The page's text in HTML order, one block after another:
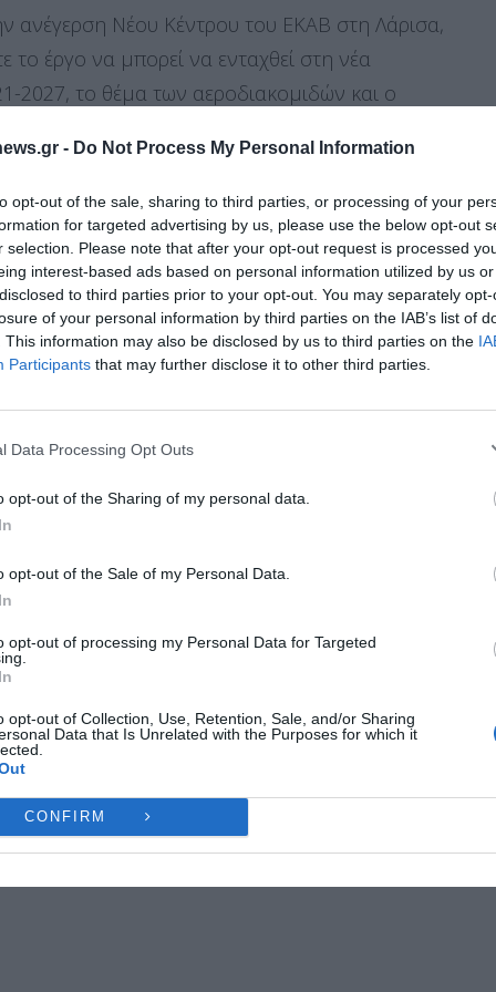
- Do Not Process My Personal Information
opt-out of the sale, sharing to third parties, or processing of your
for targeted advertising by us, please use the below opt-out
selection. Please note that after your opt-out request is processed
interest-based ads based on personal information utilized by us
to third parties prior to your opt-out. You may separately
of your personal information by third parties on the IAB’s list of
This information may also be disclosed by us to third parties on the
Participants that may further disclose it to other third parties.
Data Processing Opt Outs
opt-out of the Sharing of my personal data.
opt-out of the Sale of my Personal Data.
opt-out of processing my Personal Data for Targeted
opt-out of Collection, Use, Retention, Sale, and/or Sharing
Data that Is Unrelated with the Purposes for which it
CONFIRM
Διαχείριση Συγκατάθεσης
την καλύτερη εμπειρία, χρησιμοποιούμε τεχνολογίες όπως cookies για
θα μας επιτρέψει να επεξεργαστούμε δεδομένα προσωπικού
ή η ανάκληση της συγκατάθεσης, μπορεί να επηρεάσει
λειτουργίες και δυνατότητες.
ΔΕΝ ΑΠΟΔΈΧΟΜΑΙ ΠΡΟΒΟΛΉ
ανέγερση Νέου Κέντρου του ΕΚΑΒ στη Λάρισα,
έργο να μπορεί να ενταχθεί στη νέα
το θέμα των αεροδιακομιδών και ο
όπου καταγράφονται αυξημένες
Στη συνάντηση συμμετείχαν η
Δημητροπούλου, ο διευθυντής του
Σταμνάς και ο πρόεδρος του Συλλόγου
Γούλας. Με χρηματοδότηση από το ΕΣΠΑ
, στο ΕΚΑΒ Θεσσαλίας παραδόθηκαν
εξοπλισμένα με σύγχρονο
ακόμη13 ασθενοφόρα και 4
επιχειρησιακή ετοιμότητα και το έργο του
on X
ΠΕΡΙΦΕΡΕΙΑ
Ε. ΛΙΑΚΟΎΛΗ: «ΝΑ ΞΕΚΑΘΑΡΊΣΕΙ ΤΗ ΘΈΣΗ ΤΗΣ Η
ΚΥΒΈΡΝΗΣΗ, ΓΙΑ ΤΟΥΣ ΜΌΝΙΜΟΥΣ ΔΙΟΡΙΣΜΟΎΣ ΣΤΗΝ
ΑΥΤΟΔΙΟΊΚΗΣΗ»